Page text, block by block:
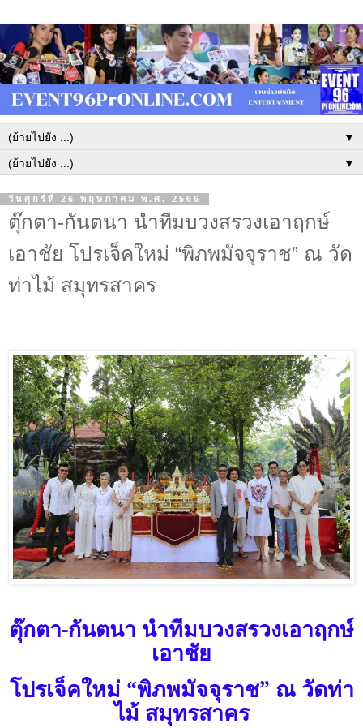
▼
▼
วันศุกร์ที่ 26 พฤษภาคม พ.ศ. 2566
ตุ๊กตา-กันตนา นำทีมบวงสรวงเอาฤกษ์
เอาชัย โปรเจ็คใหม่ “พิภพมัจจุราช” ณ วัด
ท่าไม้ สมุทรสาคร
ตุ๊กตา-กันตนา นำทีมบวงสรวงเอาฤกษ์
เอาชัย
โปรเจ็คใหม่ “พิภพมัจจุราช” ณ วัดท่า
ไม้ สมุทรสาคร